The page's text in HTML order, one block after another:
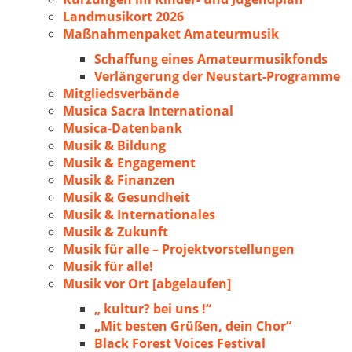
Landmusikort 2026
Maßnahmenpaket Amateurmusik
Schaffung eines Amateurmusikfonds
Verlängerung der Neustart-Programme
Mitgliedsverbände
Musica Sacra International
Musica-Datenbank
Musik & Bildung
Musik & Engagement
Musik & Finanzen
Musik & Gesundheit
Musik & Internationales
Musik & Zukunft
Musik für alle – Projektvorstellungen
Musik für alle!
Musik vor Ort [abgelaufen]
„ kultur? bei uns !“
„Mit besten Grüßen, dein Chor“
Black Forest Voices Festival